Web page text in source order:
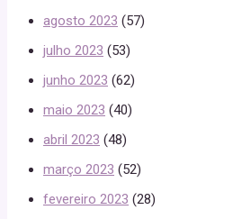
agosto 2023 (57)
julho 2023 (53)
junho 2023 (62)
maio 2023 (40)
abril 2023 (48)
março 2023 (52)
fevereiro 2023 (28)